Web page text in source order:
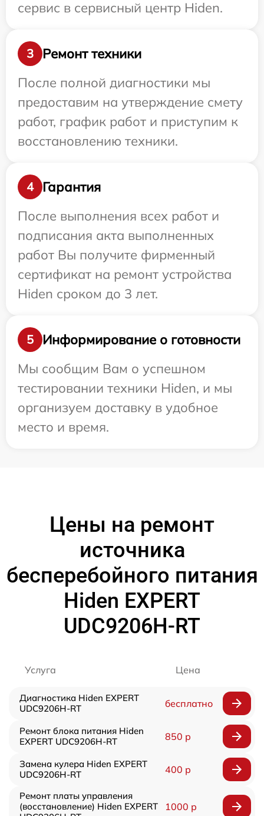
сервис в сервисный центр Hiden.
3
Ремонт техники
После полной диагностики мы
предоставим на утверждение смету
работ, график работ и приступим к
восстановлению техники.
4
Гарантия
После выполнения всех работ и
подписания акта выполненных
работ Вы получите фирменный
сертификат на ремонт устройства
Hiden сроком до 3 лет.
5
Информирование о готовности
Мы сообщим Вам о успешном
тестировании техники Hiden, и мы
организуем доставку в удобное
место и время.
Цены на ремонт
источника
бесперебойного питания
Hiden EXPERT
UDC9206H-RT
Услуга Цена
Диагностика Hiden EXPERT
UDC9206H-RT
бесплатно
Ремонт блока питания Hiden
EXPERT UDC9206H-RT
850 р
Замена кулера Hiden EXPERT
UDC9206H-RT
400 р
Ремонт платы управления
(восстановление) Hiden EXPERT
1000 р